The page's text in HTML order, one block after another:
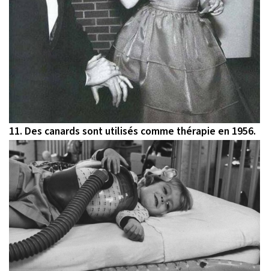
11. Des canards sont utilisés comme thérapie en 1956.